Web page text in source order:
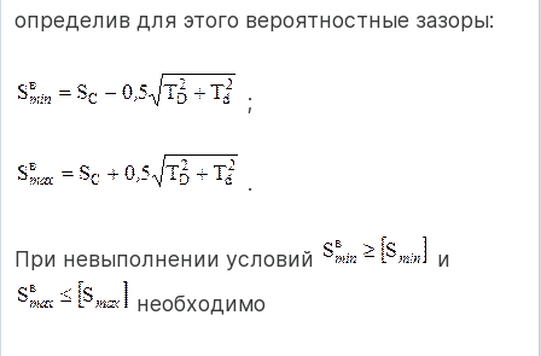
определив для этого вероятностные зазоры:
;
.
При невыполнении условий
и
необходимо